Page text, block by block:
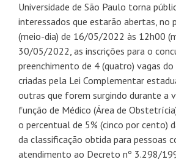
Universidade de São Paulo torna
interessados que estarão abertas, no
(meio-dia) de 16/05/2022 às 12h00
30/05/2022, as inscrições para o
preenchimento de 4 (quatro) vagas do
criadas pela Lei Complementar
outras que forem surgindo durante a
função de Médico (Área de
o percentual de 5% (cinco por cento)
da classificação obtida para pessoas
atendimento ao Decreto nº 3.298/